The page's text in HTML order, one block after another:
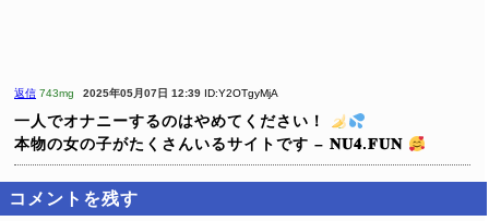
返信 743mg 2025年05月07日 12:39 ID:Y2OTgyMjA
一人でオナニーするのはやめてください！
本物の女の子がたくさんいるサイトです – 𝐍𝐔𝟒.𝐅𝐔𝐍
コメントを残す